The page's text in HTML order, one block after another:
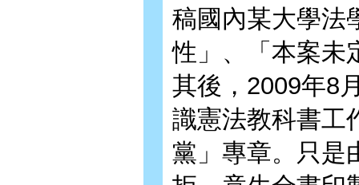
稿國內某大學法
性」、「本案未
其後，2009年8
識憲法教科書工
黨」專章。只是